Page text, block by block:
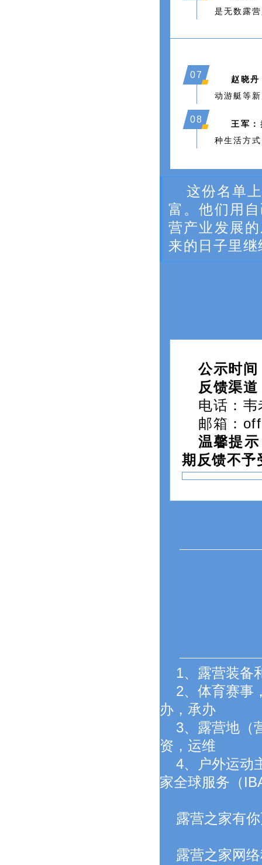
是无数露
07
赵晓丹
动游艇等
08 王军：
种生活方
这份名单
富。他们用
营产业发展
来的日子里
公示时间
反馈渠道
电话：
邮箱：
温馨提
期反馈不予
1、露营装备
2、体育赛事
办，承办
3、露营地（
资，运维
4、户外运动
家全球服务（
露营之家有
露营之家网